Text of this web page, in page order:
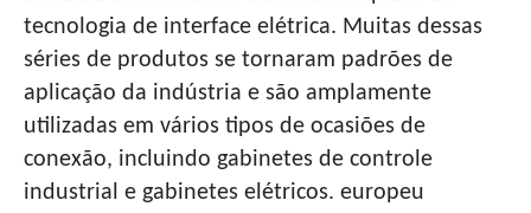
tecnologia de interface elétrica. Muitas dessas
séries de produtos se tornaram padrões de
aplicação da indústria e são amplamente
utilizadas em vários tipos de ocasiões de
conexão, incluindo gabinetes de controle
industrial e gabinetes elétricos. europeu